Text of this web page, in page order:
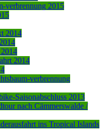
verbrennung 2015
2014
2014
verbrennung
Saisonabschluss 2013
nach Cämmerswalde /
ins Tropical Islands